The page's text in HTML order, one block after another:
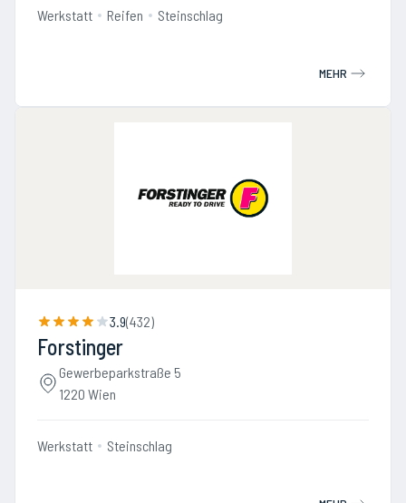
Werkstatt Reifen Steinschlag
MEHR
3.9(432)
Forstinger
Gewerbeparkstraße 5
1220 Wien
Werkstatt Steinschlag